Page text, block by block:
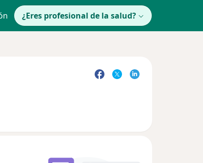
¿Eres profesional de la salud?